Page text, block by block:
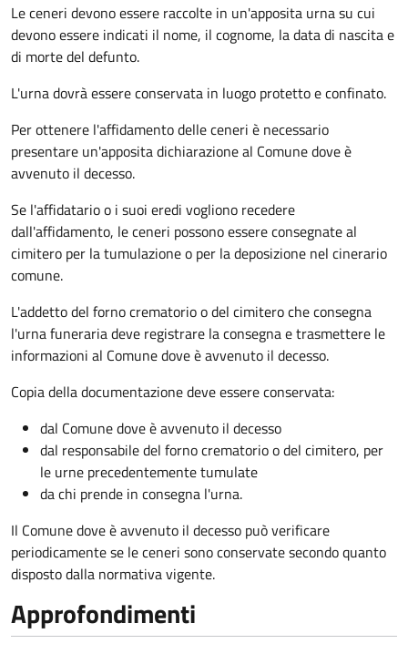
Le ceneri devono essere raccolte in un'apposita urna su cui
devono essere indicati il nome, il cognome, la data di nascita e
di morte del defunto.
L'urna dovrà essere conservata in luogo protetto e confinato.
Per ottenere l'affidamento delle ceneri è necessario
presentare un'apposita dichiarazione al Comune dove è
avvenuto il decesso.
Se l'affidatario o i suoi eredi vogliono recedere
dall'affidamento, le ceneri possono essere consegnate al
cimitero per la tumulazione o per la deposizione nel cinerario
comune.
L'addetto del forno crematorio o del cimitero che consegna
l'urna funeraria deve registrare la consegna e trasmettere le
informazioni al Comune dove è avvenuto il decesso.
Copia della documentazione deve essere conservata:
dal Comune dove è avvenuto il decesso
dal responsabile del forno crematorio o del cimitero, per
le urne precedentemente tumulate
da chi prende in consegna l'urna.
Il Comune dove è avvenuto il decesso può verificare
periodicamente se le ceneri sono conservate secondo quanto
disposto dalla normativa vigente.
Approfondimenti